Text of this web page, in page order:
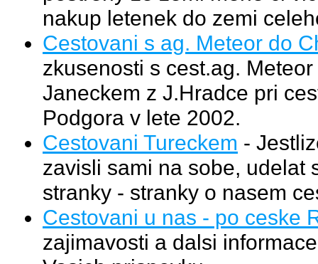
nakup letenek do zemi
Cestovani s ag. Meteor do
zkusenosti s cest.ag.
Janeckem z J.Hradce pri
Podgora v lete 2002.
Cestovani Tureckem -
zavisli sami na sobe, udelat
stranky - stranky o nasem
Cestovani u nas - po ceske
zajimavosti a dalsi